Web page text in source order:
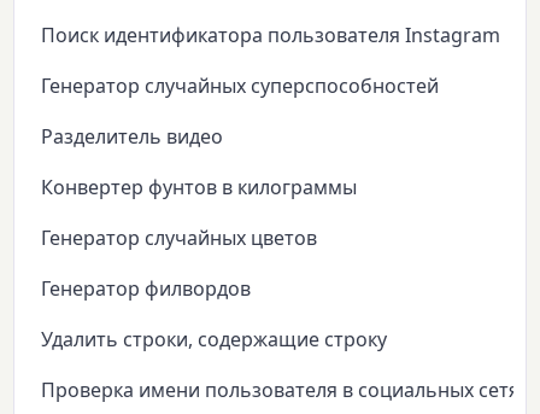
Поиск идентификатора пользователя Instagram
Генератор случайных суперспособностей
Разделитель видео
Конвертер фунтов в килограммы
Генератор случайных цветов
Генератор филвордов
Удалить строки, содержащие строку
Проверка имени пользователя в социальных сетях